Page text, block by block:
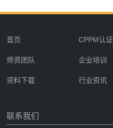
首页 CPPM认证
师资团队 企业培训
资料下载 行业资讯
联系我们